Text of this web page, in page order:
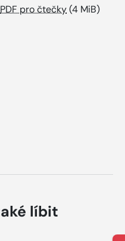
PDF pro čtečky(4 MiB)
líbit